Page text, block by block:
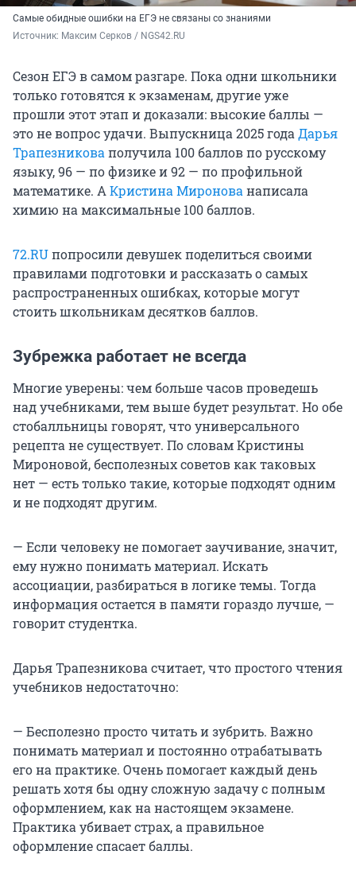
Самые обидные ошибки на ЕГЭ не связаны со знаниями
Источник: Максим Серков / NGS42.RU
Сезон ЕГЭ в самом разгаре. Пока одни школьники
только готовятся к экзаменам, другие уже
прошли этот этап и доказали: высокие баллы —
это не вопрос удачи. Выпускница 2025 года Дарья
Трапезникова получила 100 баллов по русскому
языку, 96 — по физике и 92 — по профильной
математике. А Кристина Миронова написала
химию на максимальные 100 баллов.
72.RUпопросили девушек поделиться своими
правилами подготовки и рассказать о самых
распространенных ошибках, которые могут
стоить школьникам десятков баллов.
Зубрежка работает не всегда
Многие уверены: чем больше часов проведешь
над учебниками, тем выше будет результат. Но обе
стобалльницы говорят, что универсального
рецепта не существует. По словам Кристины
Мироновой, бесполезных советов как таковых
нет — есть только такие, которые подходят одним
и не подходят другим.
— Если человеку не помогает заучивание, значит,
ему нужно понимать материал. Искать
ассоциации, разбираться в логике темы. Тогда
информация остается в памяти гораздо лучше, —
говорит студентка.
Дарья Трапезникова считает, что простого чтения
учебников недостаточно:
— Бесполезно просто читать и зубрить. Важно
понимать материал и постоянно отрабатывать
его на практике. Очень помогает каждый день
решать хотя бы одну сложную задачу с полным
оформлением, как на настоящем экзамене.
Практика убивает страх, а правильное
оформление спасает баллы.